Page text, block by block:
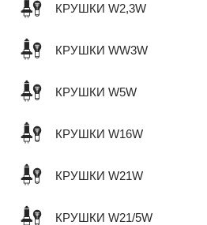
КРУШКИ W2,3W
КРУШКИ WW3W
КРУШКИ W5W
КРУШКИ W16W
КРУШКИ W21W
КРУШКИ W21/5W